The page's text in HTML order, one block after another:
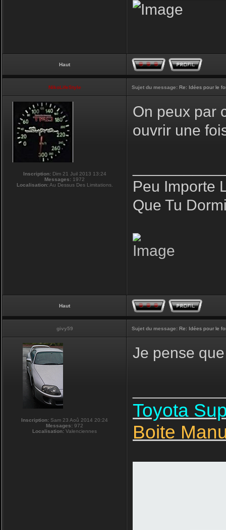
Haut
NikoLifeStyle Sujet du message: Re: Idées pour le
Inscription:Dim 21 Juil 2013 13:24
Messages: 1972
Localisation:Au Dessus Des Limitations.
On peux par
ouvrir une
Peu Importe
Que Tu
Haut
givy59 Sujet du message: Re: Idées pour le
Inscription: Sam 23 Aoû 2014 20:24
Messages: 972
Localisation: Valenciennes
Je pense
Toyota
Boite